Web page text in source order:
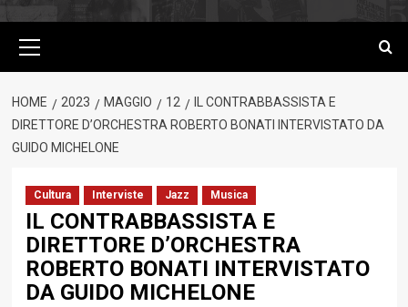
principale
HOME 2023 MAGGIO 12
IL CONTRABBASSISTA E
DIRETTORE D’ORCHESTRA ROBERTO BONATI INTERVISTATO DA
GUIDO MICHELONE
Cultura Interviste Jazz Musica
IL CONTRABBASSISTA E
DIRETTORE D’ORCHESTRA
ROBERTO BONATI INTERVISTATO
DA GUIDO MICHELONE